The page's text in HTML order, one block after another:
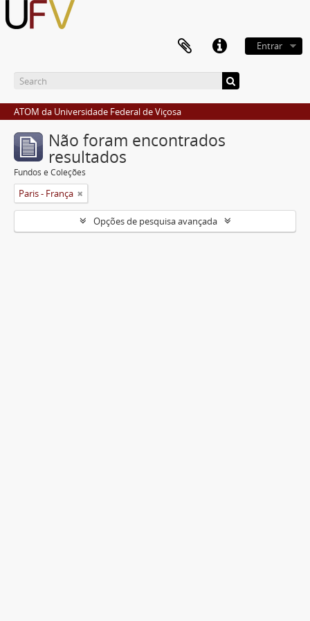
Entrar
ATOM da Universidade Federal de Viçosa
Não foram encontrados
resultados
Fundos e Coleções
Paris - França
Opções de pesquisa avançada